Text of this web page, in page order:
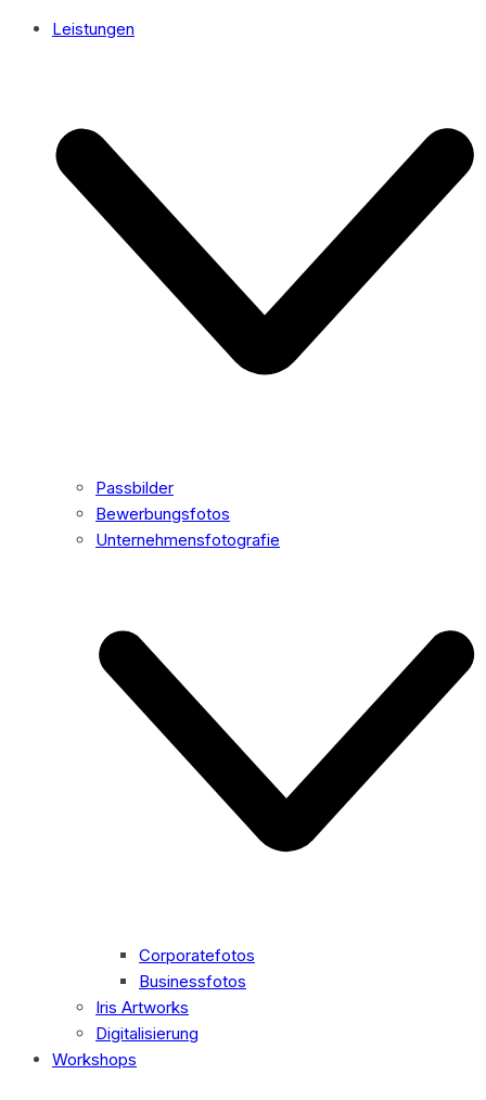
Leistungen
Passbilder
Bewerbungsfotos
Unternehmensfotografie
Corporatefotos
Businessfotos
Iris Artworks
Digitalisierung
Workshops